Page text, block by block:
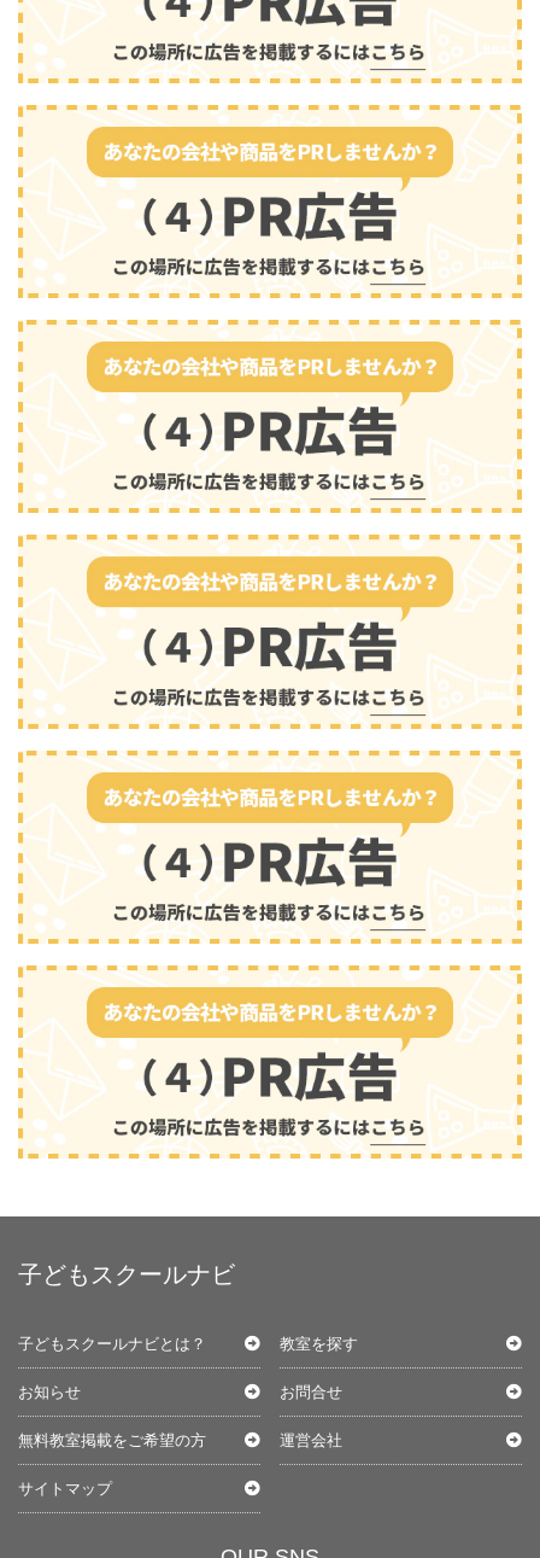
子どもスクールナビ
子どもスクールナビとは？ 教室を探す
お知らせ お問合せ
無料教室掲載をご希望の方 運営会社
サイトマップ